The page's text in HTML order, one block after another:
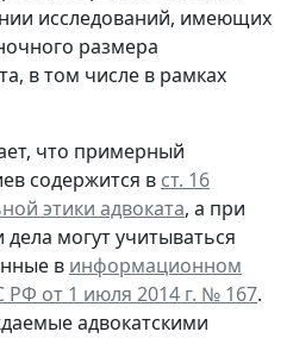
исследований, имеющих
размера
в том числе в рамках
что примерный
содержится в ст. 16
этики адвоката, а при
могут учитываться
в информационном
от 1 июля 2014 г. № 167.
адвокатскими